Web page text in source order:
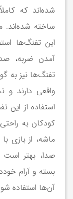
شده‌اند که
ساخته شده‌اند.
این تفنگ‌ها
آمدن ضربه،
تفنگ‌ها نیز به
واقعی دارند
استفاده از این
کودکان به
ماشه، از بازی
صدا، بهتر است
بسته و آرام
آن‌ها استفاده